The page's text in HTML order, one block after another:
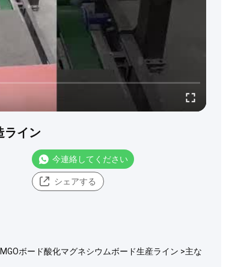
ライン
今連絡してください
シェアする
ボード酸化マグネシウムボード生産ライン >主な